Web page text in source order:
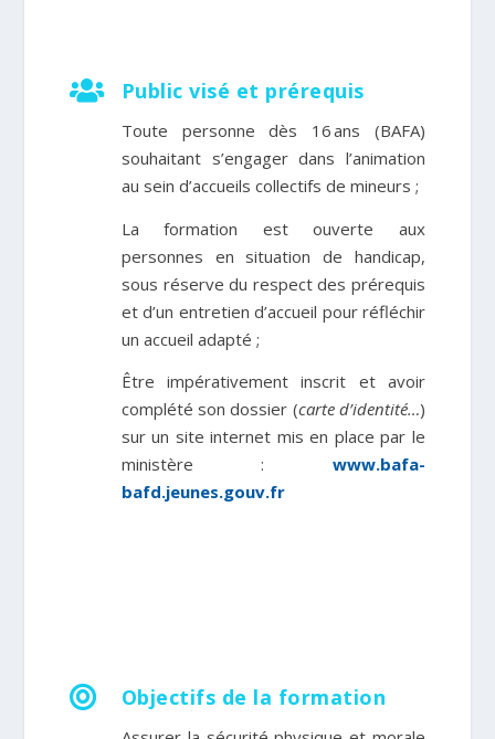
 Public visé et prérequis
Toute personne dès 16 ans (BAFA)
souhaitant s’engager dans l’animation
au sein d’accueils collectifs de mineurs ;
La formation estouverte aux
personnes en situation de handicap,
sous réserve du respect des prérequis
et d’un entretien d’accueil pour réfléchir
un accueil adapté ;
Être impérativement inscrit et avoir
complété son dossier (carte d’identité…)
sur un site internet mis en place par le
ministère : www.bafa-
bafd.jeunes.gouv.fr
 Objectifs de la formation